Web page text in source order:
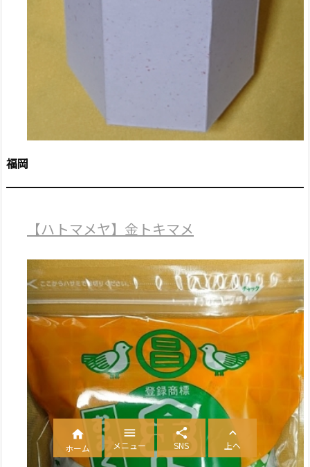
福岡
【ハトマメヤ】金トキマメ

ホーム

メニュー

SNS

上へ